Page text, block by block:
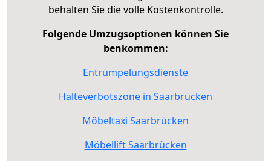
behalten Sie die volle Kostenkontrolle.
Folgende Umzugsoptionen können Sie
benkommen:
Entrümpelungsdienste
Halteverbotszone in Saarbrücken
Möbeltaxi Saarbrücken
Möbellift Saarbrücken